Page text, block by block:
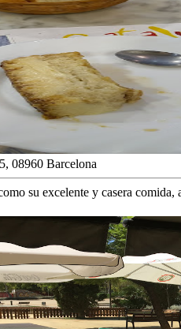
08960 Barcelona
su excelente y casera